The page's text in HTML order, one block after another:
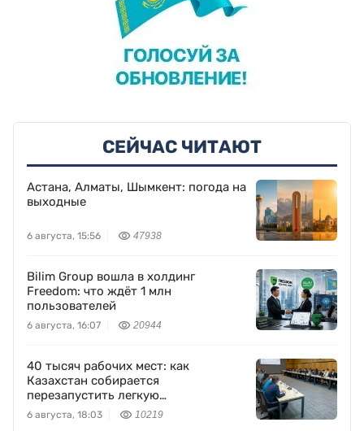
СЕЙЧАС ЧИТАЮТ
Астана, Алматы, Шымкент: погода на
выходные
6 августа, 15:56 47938
Bilim Group вошла в холдинг
Freedom: что ждёт 1 млн
пользователей
6 августа, 16:07 20944
40 тысяч рабочих мест: как
Казахстан собирается
перезапустить легкую
промышленность
6 августа, 18:03 10219